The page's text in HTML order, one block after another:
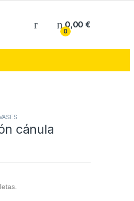
0
0,00€
cánula